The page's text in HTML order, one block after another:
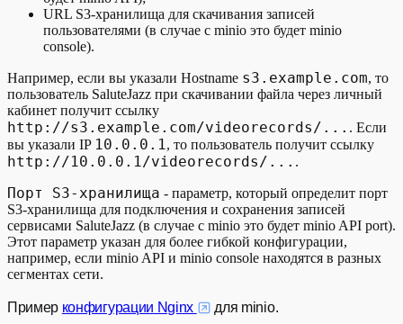
URL S3-хранилища для скачивания записей
пользователями (в случае с minio это будет minio
console).
Например, если вы указали Hostname s3.example.com, то
пользователь SaluteJazz при скачивании файла через личный
кабинет получит ссылку
http://s3.example.com/videorecords/... . Если
вы указали IP 10.0.0.1, то пользователь получит ссылку
http://10.0.0.1/videorecords/... .
Порт S3-хранилища - параметр, который определит порт
S3-хранилища для подключения и сохранения записей
сервисами SaluteJazz (в случае с minio это будет minio API port).
Этот параметр указан для более гибкой конфигурации,
например, если minio API и minio console находятся в разных
сегментах сети.
Пример конфигурации Nginx для minio.